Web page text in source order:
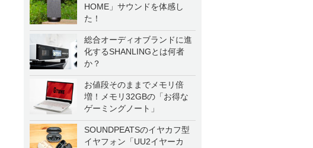
HOME」サウンドを体感し
た！
総合オーディオブランドに進
化するSHANLINGとは何者
か？
お値段そのままでメモリ倍
増！メモリ32GBの「お得な
ゲーミングノート」
SOUNDPEATSのイヤカフ型
イヤフォン「UU2イヤーカ